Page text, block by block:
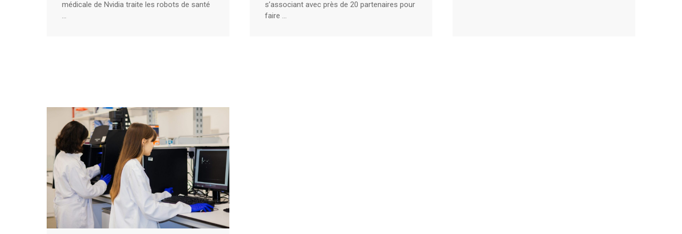
médicale de Nvidia traite les robots de santé
...
s’associant avec près de 20 partenaires pour
faire ...